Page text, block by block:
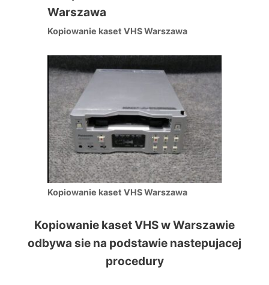
Kopiowanie kaset VHS Warszawa
Kopiowanie kaset VHS Warszawa
Kopiowanie kaset VHS w Warszawie
odbywa sie na podstawie nastepujacej
procedury